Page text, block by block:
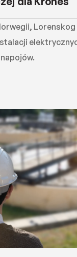
Lorenskog